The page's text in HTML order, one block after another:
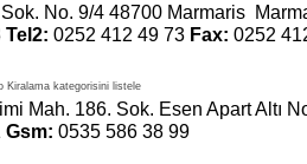
Sok. No. 9/4 48700 Marmaris
Tel2: 0252 412 49 73 Fax: 0252
Kiralama kategorisini listele
Mah. 186. Sok. Esen Apart Altı
Gsm: 0535 586 38 99